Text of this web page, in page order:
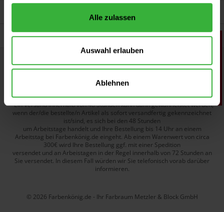
Alle zulassen
Auswahl erlauben
Ablehnen
Wir versenden mit
Widerruf erklären
Alle Preise inkl. gesetzl. Mehrwertsteuer zzgl. Versandkostenund ggf.
Nachnahmegebühren, wenn nicht anders beschrieben.
*Ein Versand innerhalb von 48 Stunden kann dann gewährleistet werden,
wenn der/die bestellte/n Artikel als sofort versandfertig gekennzeichnet
ist/sind, es sich bei den 48 Stunden
um Arbeitstage handelt und Ihre Bestellung bis 14 Uhr an einem
Arbeitstag bei Farbenkönig.de eingeht. Ab einem Warenwert von circa
300€ wird Ihre Bestellung ggf. mit einer Spedition
versendet und an Arbeistagen in der Regel innerhalb von 72 Stunden an
Sie versendet. In diesem Fall würden wir Sie telefonisch vorab darüber
informieren.
© 2026 Farbenkönig.de - Ihr Farbraum Metzler & Block GmbH